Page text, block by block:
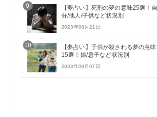
9
【夢占い】死刑の夢の意味25選！自
分/他人/子供など状況別
2023年08月21日
10
【夢占い】子供が殺される夢の意味
15選！娘/息子など状況別
2023年09月07日